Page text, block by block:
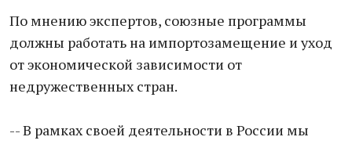
По мнению экспертов, союзные программы
должны работать на импортозамещение и уход
от экономической зависимости от
недружественных стран.
-- В рамках своей деятельности в России мы